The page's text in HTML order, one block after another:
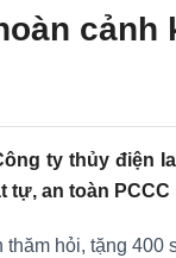
cảnh
ty thủy
an toàn
hỏi, tặng